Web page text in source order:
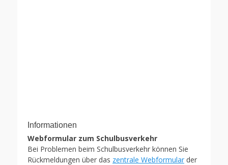
Informationen
Webformular zum Schulbusverkehr
Bei Problemen beim Schulbusverkehr können Sie
Rückmeldungen über das zentrale Webformular der